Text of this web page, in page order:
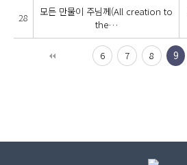
28
모든 만물이 주님께(All creation to
the…
6 7 8 9